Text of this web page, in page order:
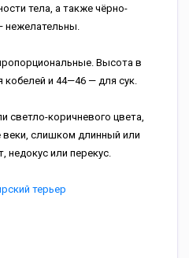
тела, а также чёрно-
нежелательны.
Высота в
и 44—46 — для сук.
светло-коричневого цвета,
слишком длинный или
недокус или перекус.
терьер